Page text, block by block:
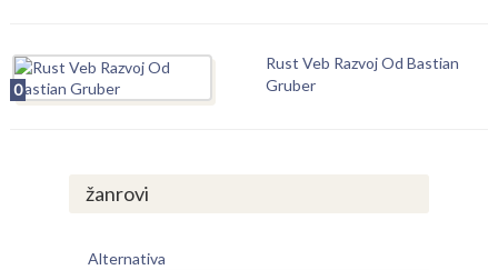
0
Rust Veb Razvoj Od Bastian
Gruber
žanrovi
Alternativa